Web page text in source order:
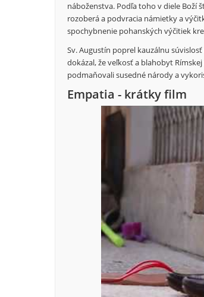
náboženstva. Podľa toho v diele Boží
rozoberá a podvracia námietky a
spochybnenie pohanských výčitiek
Sv. Augustín poprel kauzálnu
dokázal, že veľkosť a blahobyt
podmaňovali susedné národy a
Empatia - krátky film